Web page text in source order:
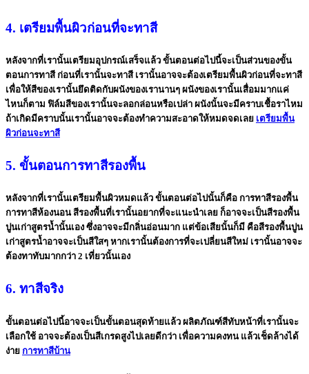
4. เตรียมพื้นผิวก่อนที่จะทาสี
หลังจากที่เรานั้นเตรียมอุปกรณ์เสร็จแล้ว ขั้นตอนต่อไปนี้จะเป็นส่วนของขั้น
ตอนการทาสี ก่อนที่เรานั้นจะทาสี เรานั้นอาจจะต้องเตรียมพื้นผิวก่อนที่จะทาสี
เพื่อให้สีของเรานั้นยึดติดกับผนังของเรานานๆ ผนังของเรานั้นเสื่อมมากแค่
ไหนก็ตาม ฟิล์มสีของเรานั้นจะลอกล่อนหรือเปล่า ผนังนั้นจะมีคราบเชื้อราไหม
ถ้าเกิดมีคราบนั้นเรานั้นอาจจะต้องทำความสะอาดให้หมดจดเลย เตรียมพื้น
ผิวก่อนจะทาสี
5. ขั้นตอนการทาสีรองพื้น
หลังจากที่เรานั้นเตรียมพื้นผิวหมดแล้ว ขั้นตอนต่อไปนั้นก็คือ การทาสีรองพื้น
การทาสีห้องนอน สีรองพื้นที่เรานั้นอยากที่จะแนะนำเลย ก็อาจจะเป็นสีรองพื้น
ปูนเก่าสูตรน้ำนั้นเอง ซึ่งอาจจะมีกลิ่นอ่อนมาก แต่ข้อเสียนั้นก็มี คือสีรองพื้นปูน
เก่าสูตรน้ำอาจจะเป็นสีใสๆ หากเรานั้นต้องการที่จะเปลี่ยนสีใหม่ เรานั้นอาจจะ
ต้องทาทับมากกว่า 2 เที่ยวนั้นเอง
6. ทาสีจริง
ขั้นตอนต่อไปนี้อาจจะเป็นขั้นตอนสุดท้ายแล้ว ผลิตภัณฑ์สีทับหน้าที่เรานั้นจะ
เลือกใช้ อาจจะต้องเป็นสีเกรดสูงไปเลยดีกว่า เพื่อความคงทน แล้วเช็ดล้างได้
ง่าย การทาสีบ้าน